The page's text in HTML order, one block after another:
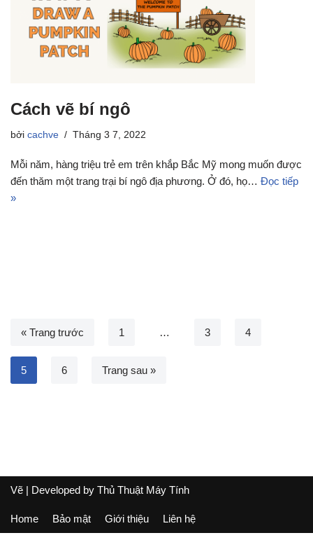
Cách vẽ bí ngô
bởi cachve Tháng 3 7, 2022
Mỗi năm, hàng triệu trẻ em trên khắp Bắc Mỹ mong muốn được
đến thăm một trang trại bí ngô địa phương. Ở đó, họ… Đọc tiếp
»
« Trang trước 1 … 3 4
5 6 Trang sau »
Vẽ | Developed by Thủ Thuật Máy Tính
Home Bảo mật Giới thiệu Liên hệ